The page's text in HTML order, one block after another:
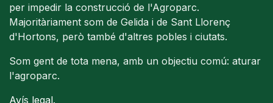
per impedir la construcció de l'Agroparc.
Majoritàriament som de Gelida i de Sant Llorenç
d'Hortons, però també d'altres pobles i ciutats.
Som gent de tota mena, amb un objectiu comú: aturar
l'agroparc.
Avís legal.